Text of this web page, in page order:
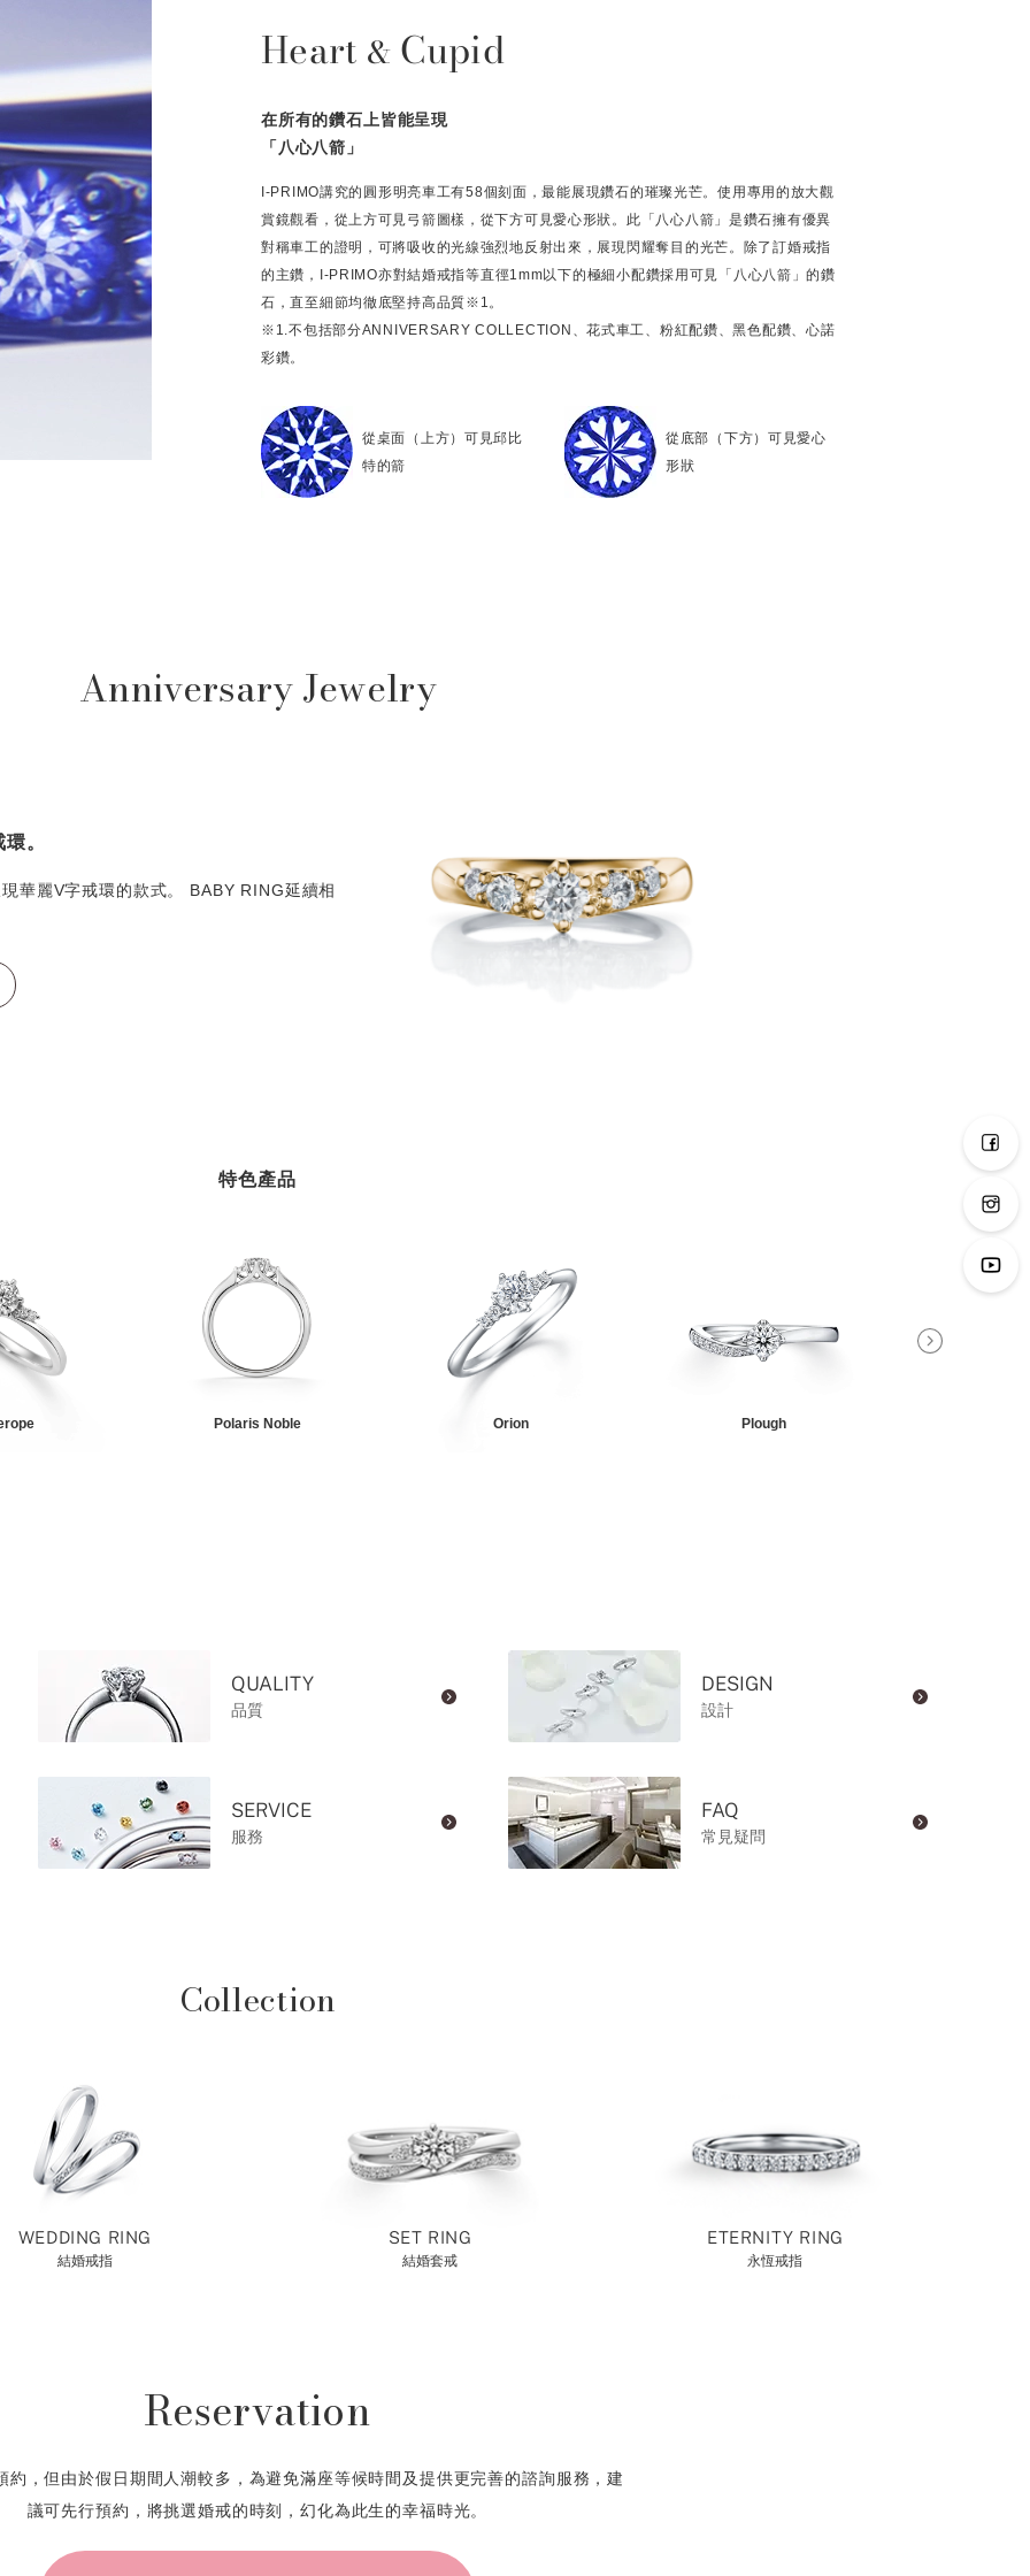
Heart & Cupid
在所有的鑽石上皆能呈現
「八心八箭」
I-PRIMO講究的圓形明亮車工有58個刻面，最能展現鑽石的璀璨光芒。使用專用的放大觀
賞鏡觀看，從上方可見弓箭圖樣，從下方可見愛心形狀。此「八心八箭」是鑽石擁有優異
對稱車工的證明，可將吸收的光線強烈地反射出來，展現閃耀奪目的光芒。除了訂婚戒指
的主鑽，I-PRIMO亦對結婚戒指等直徑1mm以下的極細小配鑽採用可見「八心八箭」的鑽
石，直至細節均徹底堅持高品質※1。
※1.不包括部分ANNIVERSARY COLLECTION、花式車工、粉紅配鑽、黑色配鑽、心諾
彩鑽。
從桌面（上方）可見邱比
特的箭
從底部（下方）可見愛心
形狀
Anniversary Jewelry
。
華麗V字戒環的款式。 BABY RING延續相
特色產品
Polaris Noble Orion Plough
QUALITY
品質
DESIGN
設計
SERVICE
服務
FAQ
常見疑問
Collection
WEDDING RING
結婚戒指
SET RING
結婚套戒
ETERNITY RING
永恆戒指
Reservation
約，但由於假日期間人潮較多，為避免滿座等候時間及提供更完善的諮詢服務，建
議可先行預約，將挑選婚戒的時刻，幻化為此生的幸福時光。